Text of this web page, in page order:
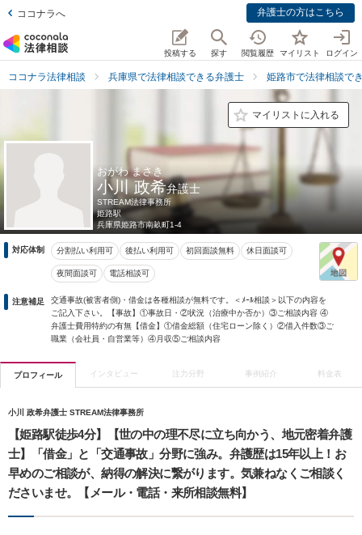
ココナラへ 弁護士の方はこちら
投稿する 探す 閲覧履歴 マイリスト ログイン
ココナラ法律相談 兵庫県で法律相談できる弁護士 姫路市で法律相談で
マイリストに入れる
おがわ まさき
小川 政希弁護士
STREAM法律事務所
姫路駅
兵庫県姫路市南畝町1-4
対応体制 分割払い利用可 後払い利用可 初回面談無料 休日面談可
夜間面談可 電話相談可
注意補足
交通事故(被害者側)・借金は各種相談が無料です。＜ﾒｰﾙ相談＞以下の内容を
ご記入下さい。【事故】①事故日・②状況（治療中か否か）③ご相談内容 ④
弁護士費用特約の有無【借金】①借金総額（住宅ローン除く）②借入件数③ご
職業（会社員・自営業等）④月収⑤ご相談内容
プロフィール インタビュー 注力分野 事例紹介 料金表
小川 政希弁護士 STREAM法律事務所
【姫路駅徒歩4分】【世の中の理不尽に立ち向かう、地元密着弁護
士】「借金」と「交通事故」分野に強み。弁護歴は15年以上！お
早めのご相談が、納得の解決に繋がります。気兼ねなくご相談く
ださいませ。【メール・電話・来所相談無料】